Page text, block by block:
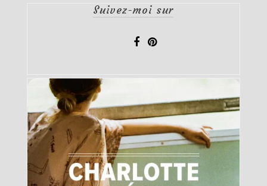
Suivez-moi sur